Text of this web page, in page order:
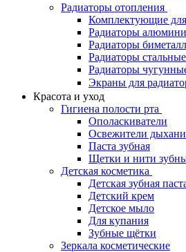
Радиаторы отопления
Комплектующие для
Радиаторы
Радиаторы
Радиаторы стальные
Радиаторы
Экраны для
Красота и уход
Гигиена полости рта
Ополаскиватели
Освежители
Паста зубная
Щетки и нити
Детская косметика
Детская зубная
Детский крем
Детское мыло
Для купания
Зубные щётки
Зеркала косметические